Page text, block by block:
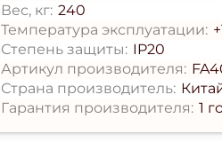
Вес, кг: 240
Температура эксплуатации:
Степень защиты: IP20
Артикул производителя:
Страна производитель:
Гарантия производителя: 1